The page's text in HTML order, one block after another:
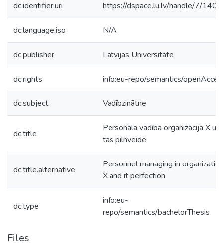
dc.identifier.uri https://dspace.lu.lv/handle/7/
dc.language.iso N/A
dc.publisher Latvijas Universitāte
dc.rights info:eu-repo/semantics/
dc.subject Vadībzinātne
dc.title
Personāla vadība organizācijā X un
tās pilnveide
dc.title.alternative
Personnel managing in organization
X and it perfection
dc.type
info:eu-
repo/semantics/bachelorThesis
Files